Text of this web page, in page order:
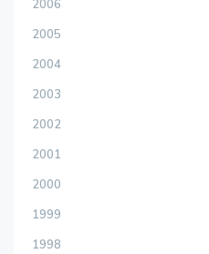
2006
2005
2004
2003
2002
2001
2000
1999
1998